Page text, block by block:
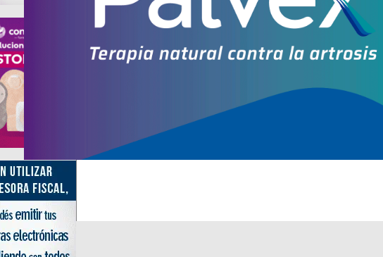
Otros productos de
Bioprofarma Bagó